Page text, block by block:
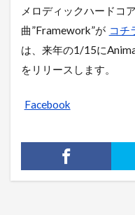
メロディックハードコ
曲”Framework”が コチ
は、来年の1/15に
をリリースします。
Facebook